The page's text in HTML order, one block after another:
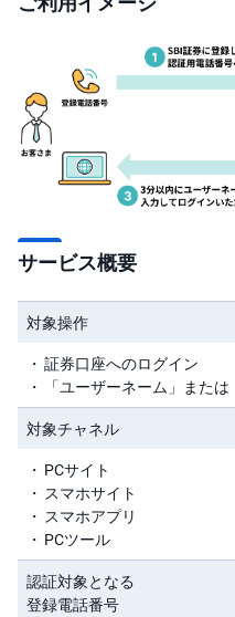
セ
ィ
・
ト
ー
ク
S
BI
プ
ロ
ボ
ア
(R
O
O
P
R
)
i
D
e
サービス概要
対象操作
証券口座へのログイン
「ユーザーネーム」また
対象チャネル
PCサイト
スマホサイト
スマホアプリ
PCツール
認証対象となる
登録電話番号